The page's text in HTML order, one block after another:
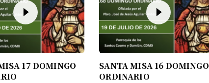
17 DOMINGO
SANTA MISA 16 DOMINGO
ORDINARIO